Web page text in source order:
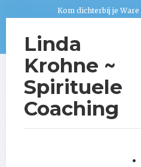
Kom dichterbij je Ware
Linda
Krohne ~
Spirituele
Coaching
.